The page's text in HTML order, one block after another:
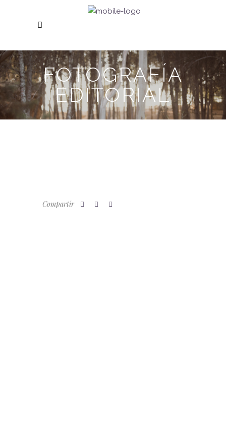
FOTOGRAFÍA
EDITORIAL
Compartir